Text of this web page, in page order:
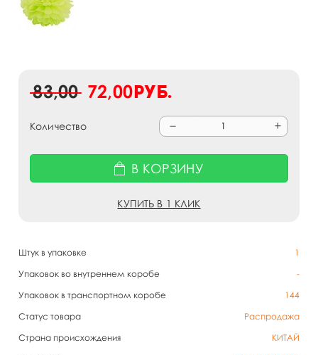
Штук в упаковке
1
Упаковок во внутреннем коробе
-
Упаковок в транспортном коробе
144
Статус товара
Распродажа
Страна происхождения
КИТАЙ
83,00 72,00руб.
Количество
В КОРЗИНУ
КУПИТЬ В 1 КЛИК